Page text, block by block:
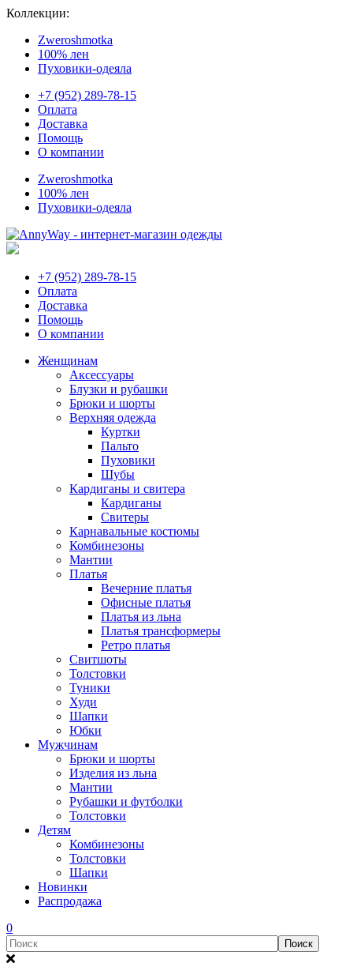
Коллекции:
Zweroshmotka
100% лен
Пуховики-одеяла
+7 (952) 289-78-15
Оплата
Доставка
Помощь
О компании
Zweroshmotka
100% лен
Пуховики-одеяла
+7 (952) 289-78-15
Оплата
Доставка
Помощь
О компании
Женщинам
Аксессуары
Блузки и рубашки
Брюки и шорты
Верхняя одежда
Куртки
Пальто
Пуховики
Шубы
Кардиганы и свитера
Кардиганы
Свитеры
Карнавальные костюмы
Комбинезоны
Мантии
Платья
Вечерние платья
Офисные платья
Платья из льна
Платья трансформеры
Ретро платья
Свитшоты
Толстовки
Туники
Худи
Шапки
Юбки
Мужчинам
Брюки и шорты
Изделия из льна
Мантии
Рубашки и футболки
Толстовки
Детям
Комбинезоны
Толстовки
Шапки
Новинки
Распродажа
0